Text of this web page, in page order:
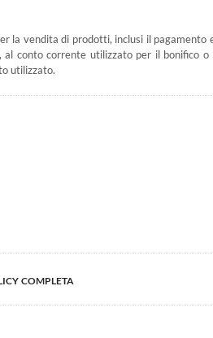
la vendita di prodotti, inclusi il pagamento
conto corrente utilizzato per il bonifico
utilizzato.
completa